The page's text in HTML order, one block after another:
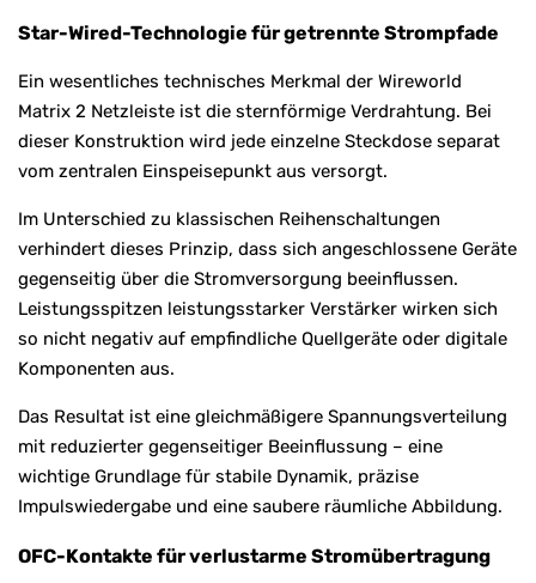
Star-Wired-Technologie für getrennte Strompfade
Ein wesentliches technisches Merkmal der Wireworld
Matrix 2 Netzleiste ist die sternförmige Verdrahtung. Bei
dieser Konstruktion wird jede einzelne Steckdose separat
vom zentralen Einspeisepunkt aus versorgt.
Im Unterschied zu klassischen Reihenschaltungen
verhindert dieses Prinzip, dass sich angeschlossene Geräte
gegenseitig über die Stromversorgung beeinflussen.
Leistungsspitzen leistungsstarker Verstärker wirken sich
so nicht negativ auf empfindliche Quellgeräte oder digitale
Komponenten aus.
Das Resultat ist eine gleichmäßigere Spannungsverteilung
mit reduzierter gegenseitiger Beeinflussung – eine
wichtige Grundlage für stabile Dynamik, präzise
Impulswiedergabe und eine saubere räumliche Abbildung.
OFC-Kontakte für verlustarme Stromübertragung